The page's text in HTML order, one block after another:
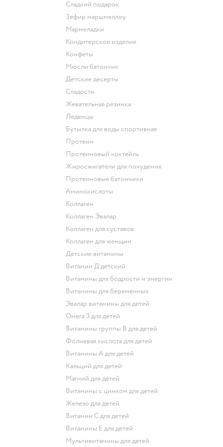
сладкий подарок
зефир маршмеллоу
мармеладки
кондитерское изделие
конфеты
мюсли батончик
детские десерты
сладости
жевательная резинка
леденцы
Бутылка для воды спортивная
Протеин
Протеиновый коктейль
Жиросжигатели для похудения
Протеиновые батончики
Аминокислоты
Коллаген
Коллаген Эвалар
Коллаген для суставов
Коллаген для женщин
Детские витамины
Витамин Д детский
Витамины для бодрости и энергии
Витамины для беременных
Эвалар витамины для детей
Омега 3 для детей
Витамины группы В для детей
Фолиевая кислота для детей
Витамины А для детей
Кальций для детей
Магний для детей
Витамины с цинком для детей
Железо для детей
Витамин С для детей
Витамины Е для детей
Мультивитамины для детей